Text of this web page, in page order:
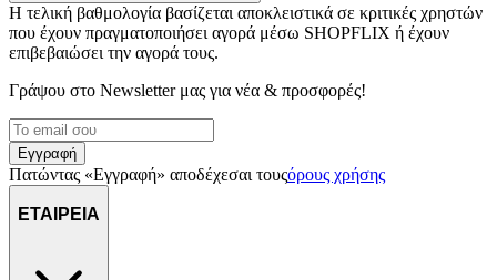
Η τελική βαθμολογία βασίζεται αποκλειστικά σε κριτικές χρηστών
που έχουν πραγματοποιήσει αγορά μέσω SHOPFLIX ή έχουν
επιβεβαιώσει την αγορά τους.
Γράψου στο Νewsletter μας για νέα & προσφορές!
Εγγραφή
Πατώντας «Εγγραφή» αποδέχεσαι τουςόρους χρήσης
ΕΤΑΙΡΕΙΑ